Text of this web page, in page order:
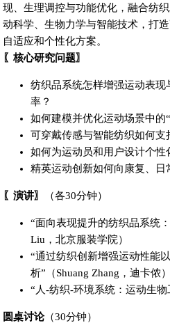
现、生理调控与功能优化，融合纺
动科学、生物力学与智能技术，打造
自适应和个性化方案。
〖核心研究问题〗
纺织品系统怎样增强运动表现
率？
如何建模并优化运动场景中的
可穿戴传感与智能纺织如何支
如何为运动员和用户设计个性
精英运动创新如何向康复、日
〖演讲〗 （各30分钟）
“面向表现提升的纺织品系统
Liu，北京服装学院）
“通过纺织创新增强运动性能
析”（Shuang Zhang，迪卡侬）
“人-纺织-环境系统：运动生
圆桌讨论（30分钟）